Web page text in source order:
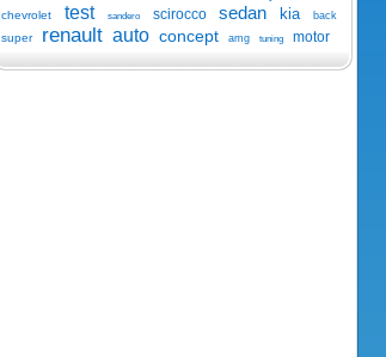
chevrolet test sandero scirocco sedan kia back
super renault auto concept amg tuning motor